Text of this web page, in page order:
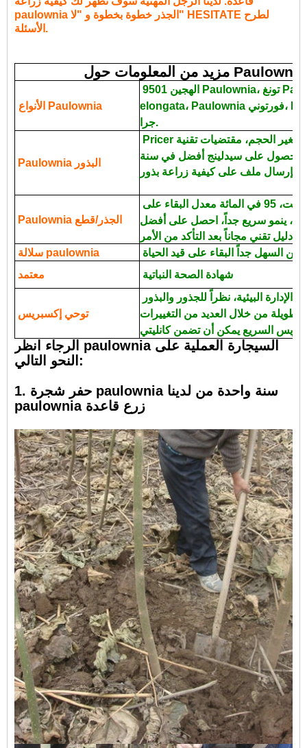
paulownia الجذر خطوة بخطوة و "لا" HESITATE لطرح
الأسئلة.
مزيد من المعلومات حول Paulownia
الأنواع Paulownia
elongata، Paulownia فورتوني، Paulownia القط، الملكية وهلم
جرا.
Paulownia البذور
الحجم، مقتضيات تقنية
Paulownia الجذر/قطع
سلالة paulownia
معتمد
شهادة الصحة النباتية
توحي إكسبريس
من خلال العديد من التغييرات
الرجاء انظر paulownia السيجارة العملية على
النحو التالي:
1. حفر شجرة paulownia سنة واحدة من لدينا
paulownia زرع قاعدة